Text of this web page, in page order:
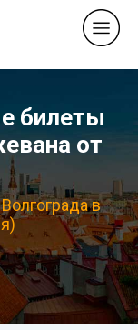
билеты
от
в